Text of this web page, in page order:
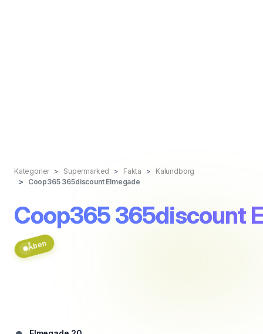
Kategorier Supermarked Fakta
Kalundborg
Coop365 365discount Elmegade
Coop365 365discount
Åben